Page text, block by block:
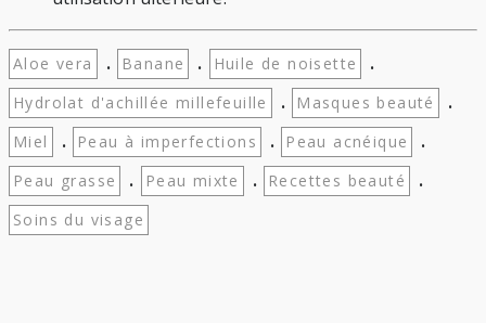
Aloe vera . Banane . Huile de noisette .
Hydrolat d'achillée millefeuille . Masques beauté .
Miel . Peau à imperfections . Peau acnéique .
Peau grasse . Peau mixte . Recettes beauté .
Soins du visage